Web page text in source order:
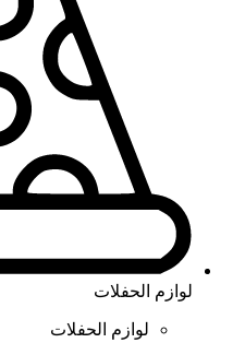
لوازم الحفلات
لوازم الحفلات